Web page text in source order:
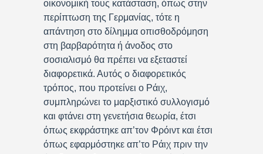
οικονομική τους κατάσταση, όπως στην
περίπτωση της Γερμανίας, τότε η
απάντηση στο δίλημμα οπισθοδρόμηση
στη βαρβαρότητα ή άνοδος στο
σοσιαλισμό θα πρέπει να εξεταστεί
διαφορετικά. Αυτός ο διαφορετικός
τρόπος, που προτείνει ο Ράιχ,
συμπληρώνει το μαρξιστικό συλλογισμό
και φτάνει στη γενετήσια θεωρία, έτσι
όπως εκφράστηκε απ’τον Φρόιντ και έτσι
όπως εφαρμόστηκε απ’το Ράιχ πριν την